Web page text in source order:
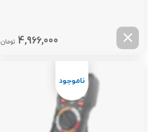
4,966,000 تومان